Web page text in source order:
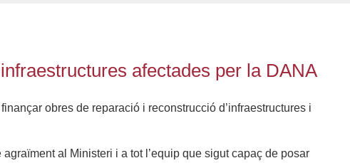
afectades per la DANA
obres de reparació i reconstrucció d’infraestructures i
al Ministeri i a tot l’equip que sigut capaç de posar